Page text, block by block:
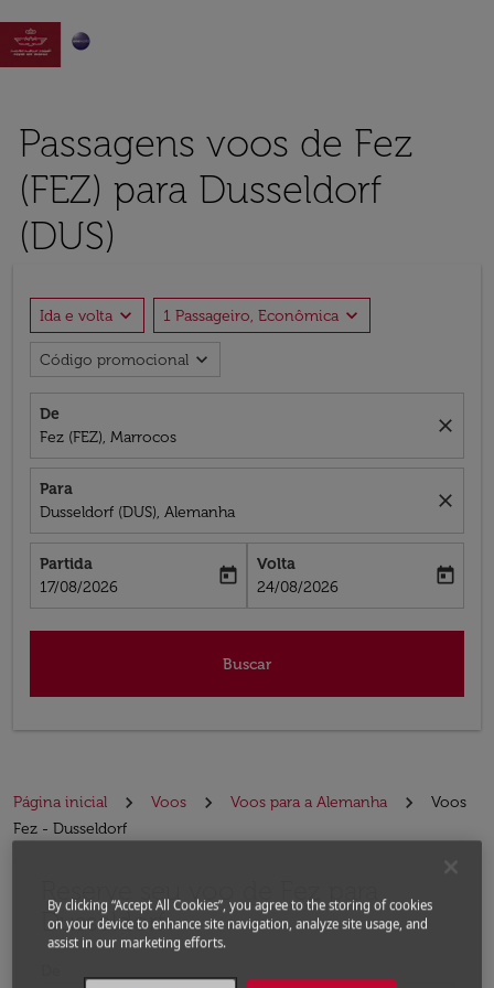

Passagens voos de Fez
(FEZ) para Dusseldorf
(DUS)
Ida e volta expand_more 1 Passageiro, Econômica expand_more
Código promocional expand_more
De
Fez (FEZ), Marrocos
close
Para
Dusseldorf (DUS), Alemanha
close
Partida
fc-booking-departure-date-aria-label
17/08/2026
today
Volta
fc-booking-return-date-aria-label
24/08/2026
today
Buscar
Página inicial Voos Voos para a Alemanha
Voos
Fez - Dusseldorf
Reserve seu voo de Fez para
Dusseldorf
By clicking “Accept All Cookies”, you agree to the storing of cookies
on your device to enhance site navigation, analyze site usage, and
assist in our marketing efforts.